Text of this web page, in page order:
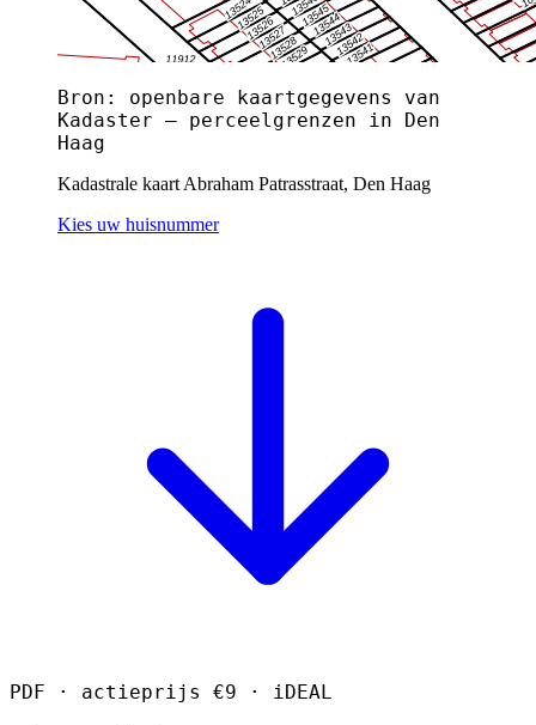
Bron: openbare kaartgegevens van
Kadaster — perceelgrenzen in Den
Haag
Kadastrale kaart Abraham Patrasstraat, Den Haag
Kies uw huisnummer
PDF · actieprijs €9 · iDEAL